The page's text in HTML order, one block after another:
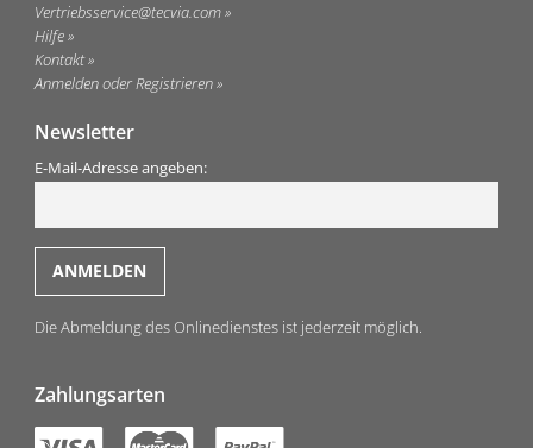
Vertriebsservice@tecvia.com
Hilfe
Kontakt
Anmelden oder Registrieren
Newsletter
E-Mail-Adresse angeben:
Die Abmeldung des Onlinedienstes ist jederzeit möglich.
Zahlungsarten